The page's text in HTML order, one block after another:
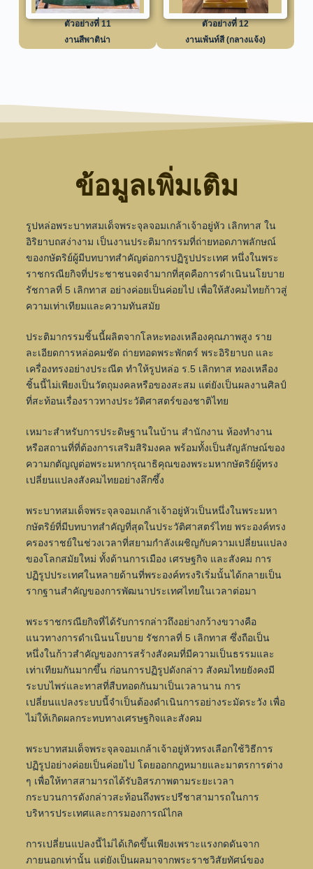
ตัวอย่างที่ 11
งานสีพาติน่า
ตัวอย่างที่ 12
งานเพ้นท์สี (กลางแจ้ง)
ข้อมูลเพิ่มเติม
รูปหล่อพระบาทสมเด็จพระจุลจอมเกล้าเจ้าอยู่หัว เลิกทาส ใน
อิริยาบถสง่างาม เป็นงานประติมากรรมที่ถ่ายทอดภาพลักษณ์
ของกษัตริย์ผู้มีบทบาทสำคัญต่อการปฏิรูปประเทศ หนึ่งในพระ
ราชกรณียกิจที่ประชาชนจดจำมากที่สุดคือการดำเนินนโยบาย
รัชกาลที่ 5 เลิกทาส อย่างค่อยเป็นค่อยไป เพื่อให้สังคมไทยก้าวสู่
ความเท่าเทียมและความทันสมัย
ประติมากรรมชิ้นนี้ผลิตจากโลหะทองเหลืองคุณภาพสูง ราย
ละเอียดการหล่อคมชัด ถ่ายทอดพระพักตร์ พระอิริยาบถ และ
เครื่องทรงอย่างประณีต ทำให้รูปหล่อ ร.5 เลิกทาส ทองเหลือง
ชิ้นนี้ไม่เพียงเป็นวัตถุมงคลหรือของสะสม แต่ยังเป็นผลงานศิลป์
ที่สะท้อนเรื่องราวทางประวัติศาสตร์ของชาติไทย
เหมาะสำหรับการประดิษฐานในบ้าน สำนักงาน ห้องทำงาน
หรือสถานที่ที่ต้องการเสริมสิริมงคล พร้อมทั้งเป็นสัญลักษณ์ของ
ความกตัญญูต่อพระมหากรุณาธิคุณของพระมหากษัตริย์ผู้ทรง
เปลี่ยนแปลงสังคมไทยอย่างลึกซึ้ง
พระบาทสมเด็จพระจุลจอมเกล้าเจ้าอยู่หัวเป็นหนึ่งในพระมหา
กษัตริย์ที่มีบทบาทสำคัญที่สุดในประวัติศาสตร์ไทย พระองค์ทรง
ครองราชย์ในช่วงเวลาที่สยามกำลังเผชิญกับความเปลี่ยนแปลง
ของโลกสมัยใหม่ ทั้งด้านการเมือง เศรษฐกิจ และสังคม การ
ปฏิรูปประเทศในหลายด้านที่พระองค์ทรงริเริ่มนั้นได้กลายเป็น
รากฐานสำคัญของการพัฒนาประเทศไทยในเวลาต่อมา
พระราชกรณียกิจที่ได้รับการกล่าวถึงอย่างกว้างขวางคือ
แนวทางการดำเนินนโยบาย รัชกาลที่ 5 เลิกทาส ซึ่งถือเป็น
หนึ่งในก้าวสำคัญของการสร้างสังคมที่มีความเป็นธรรมและ
เท่าเทียมกันมากขึ้น ก่อนการปฏิรูปดังกล่าว สังคมไทยยังคงมี
ระบบไพร่และทาสที่สืบทอดกันมาเป็นเวลานาน การ
เปลี่ยนแปลงระบบนี้จำเป็นต้องดำเนินการอย่างระมัดระวัง เพื่อ
ไม่ให้เกิดผลกระทบทางเศรษฐกิจและสังคม
พระบาทสมเด็จพระจุลจอมเกล้าเจ้าอยู่หัวทรงเลือกใช้วิธีการ
ปฏิรูปอย่างค่อยเป็นค่อยไป โดยออกกฎหมายและมาตรการต่าง
ๆ เพื่อให้ทาสสามารถได้รับอิสรภาพตามระยะเวลา
กระบวนการดังกล่าวสะท้อนถึงพระปรีชาสามารถในการ
บริหารประเทศและการมองการณ์ไกล
การเปลี่ยนแปลงนี้ไม่ได้เกิดขึ้นเพียงเพราะแรงกดดันจาก
ภายนอกเท่านั้น แต่ยังเป็นผลมาจากพระราชวิสัยทัศน์ของ